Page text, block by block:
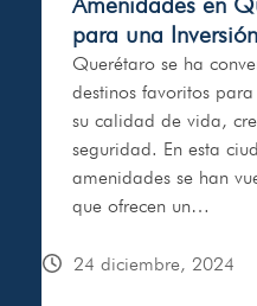
para una
Querétaro se ha
destinos favoritos
su calidad de vida,
seguridad. En esta
amenidades se han
que ofrecen un…
24 diciembre, 2024